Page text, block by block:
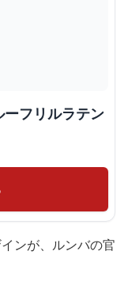
フリルラテン
ンが、ルンバの官